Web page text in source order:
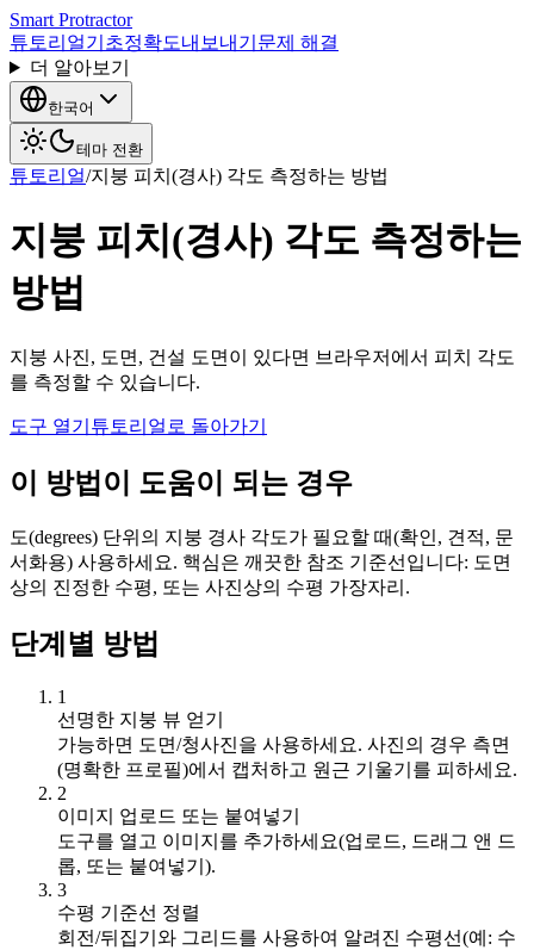
Smart Protractor
튜토리얼기초정확도내보내기 문제 해결
더 알아보기
한국어
테마 전환
튜토리얼/지붕 피치(경사) 각도 측정하는 방법
지붕 피치(경사) 각도 측정하는
방법
지붕 사진, 도면, 건설 도면이 있다면 브라우저에서 피치 각도
를 측정할 수 있습니다.
도구 열기 튜토리얼로 돌아가기
이 방법이 도움이 되는 경우
도(degrees) 단위의 지붕 경사 각도가 필요할 때(확인, 견적, 문
서화용) 사용하세요. 핵심은 깨끗한 참조 기준선입니다: 도면
상의 진정한 수평, 또는 사진상의 수평 가장자리.
단계별 방법
1
선명한 지붕 뷰 얻기
가능하면 도면/청사진을 사용하세요. 사진의 경우 측면
(명확한 프로필)에서 캡처하고 원근 기울기를 피하세요.
2
이미지 업로드 또는 붙여넣기
도구를 열고 이미지를 추가하세요(업로드, 드래그 앤 드
롭, 또는 붙여넣기).
3
수평 기준선 정렬
회전/뒤집기와 그리드를 사용하여 알려진 수평선(예: 수